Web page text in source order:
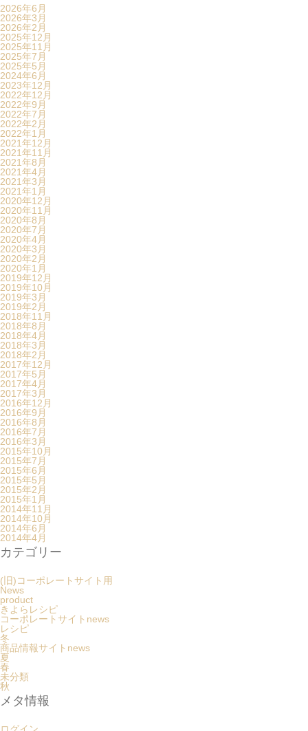
2026年6月
2026年3月
2026年2月
2025年12月
2025年11月
2025年7月
2025年5月
2024年6月
2023年12月
2022年12月
2022年9月
2022年7月
2022年2月
2022年1月
2021年12月
2021年11月
2021年8月
2021年4月
2021年3月
2021年1月
2020年12月
2020年11月
2020年8月
2020年7月
2020年4月
2020年3月
2020年2月
2020年1月
2019年12月
2019年10月
2019年3月
2019年2月
2018年11月
2018年8月
2018年4月
2018年3月
2018年2月
2017年12月
2017年5月
2017年4月
2017年3月
2016年12月
2016年9月
2016年8月
2016年7月
2016年3月
2015年10月
2015年7月
2015年6月
2015年5月
2015年2月
2015年1月
2014年11月
2014年10月
2014年6月
2014年4月
カテゴリー
(旧)コーポレートサイト用
News
product
きよらレシピ
コーポレートサイトnews
レシピ
冬
商品情報サイトnews
夏
春
未分類
秋
メタ情報